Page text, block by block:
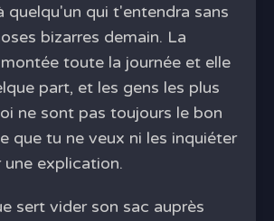
quelqu'un qui t'entendra sans
bizarres demain. La
toute la journée et elle
part, et les gens les plus
ne sont pas toujours le bon
que tu ne veux ni les inquiéter
une explication.
sert vider son sac auprès